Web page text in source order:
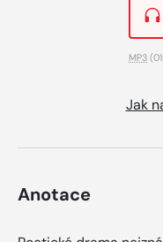
MP3
Jak
Anotace